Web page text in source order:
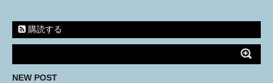
購読する
NEW POST